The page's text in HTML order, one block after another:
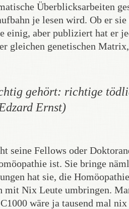
Überblicksarbeiten
je lesen wird. Ob er
einig, aber publiziert hat er
gleichen genetischen
gehört: richtige
Ernst)
seine Fellows oder
ist. Sie bringe
hat sie, die
mit Nix Leute umbringen.
wäre ja tausend mal